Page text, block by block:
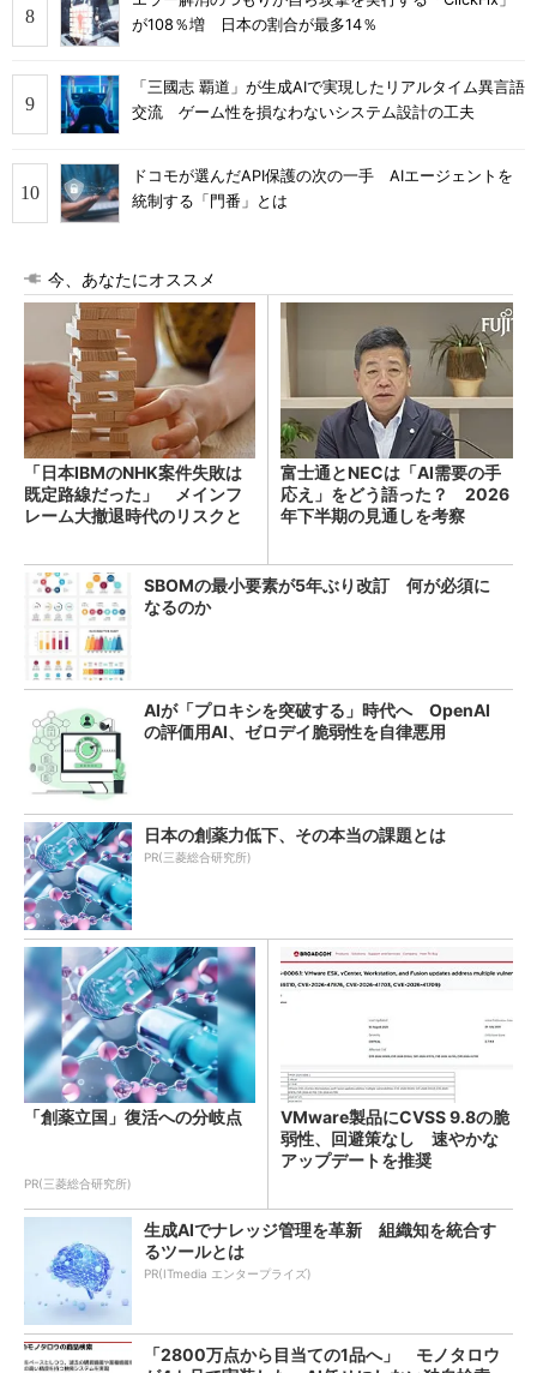
が108％増 日本の割合が最多14％
「三國志 覇道」が生成AIで実現したリアルタイム異言語
交流 ゲーム性を損なわないシステム設計の工夫
ドコモが選んだAPI保護の次の一手 AIエージェントを
統制する「門番」とは
今、あなたにオススメ
「日本IBMのNHK案件失敗は
既定路線だった」 メインフ
レーム大撤退時代のリスクと
富士通とNECは「AI需要の手
応え」をどう語った？ 2026
年下半期の見通しを考察
SBOMの最小要素が5年ぶり改訂 何が必須に
なるのか
AIが「プロキシを突破する」時代へ OpenAI
の評価用AI、ゼロデイ脆弱性を自律悪用
日本の創薬力低下、その本当の課題とは
PR(三菱総合研究所)
「創薬立国」復活への分岐点
PR(三菱総合研究所)
VMware製品にCVSS 9.8の脆
弱性、回避策なし 速やかな
アップデートを推奨
生成AIでナレッジ管理を革新 組織知を統合す
るツールとは
PR(ITmedia エンタープライズ)
「2800万点から目当ての1品へ」 モノタロウ